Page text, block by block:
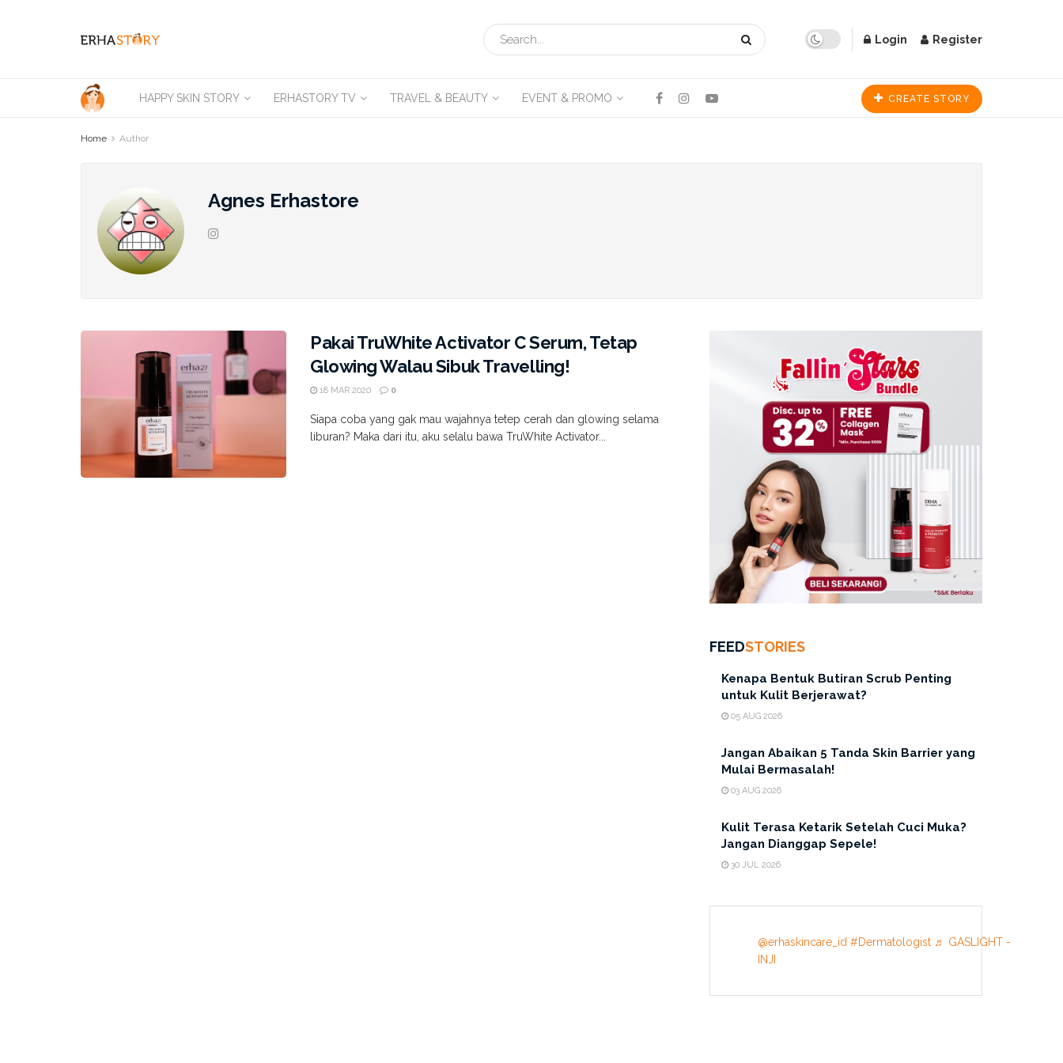
Login Register
HAPPY SKIN STORY ERHASTORY TV TRAVEL & BEAUTY EVENT & PROMO CREATE STORY
Home Author
Agnes Erhastore
Pakai TruWhite Activator C Serum, Tetap
Glowing Walau Sibuk Travelling!
18 MAR 2020 0
Siapa coba yang gak mau wajahnya tetep cerah dan glowing selama
liburan? Maka dari itu, aku selalu bawa TruWhite Activator...
FEEDSTORIES
Kenapa Bentuk Butiran Scrub Penting
untuk Kulit Berjerawat?
05 AUG 2026
Jangan Abaikan 5 Tanda Skin Barrier yang
Mulai Bermasalah!
03 AUG 2026
Kulit Terasa Ketarik Setelah Cuci Muka?
Jangan Dianggap Sepele!
30 JUL 2026
@erhaskincare_id #Dermatologist ♬ GASLIGHT -
INJI